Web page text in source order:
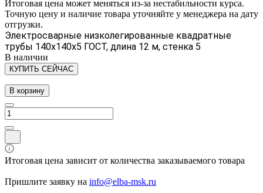
Итоговая цена может меняться из-за нестабильности курса.
Точную цену и наличие товара уточняйте у менеджера на дату
отгрузки.
Электросварные низколегированные квадратные
трубы 140х140х5 ГОСТ, длина 12 м, стенка 5
В наличии
КУПИТЬ СЕЙЧАС
В корзину
Итоговая цена зависит от количества заказываемого товара
Пришлите заявку на info@elba-msk.ru